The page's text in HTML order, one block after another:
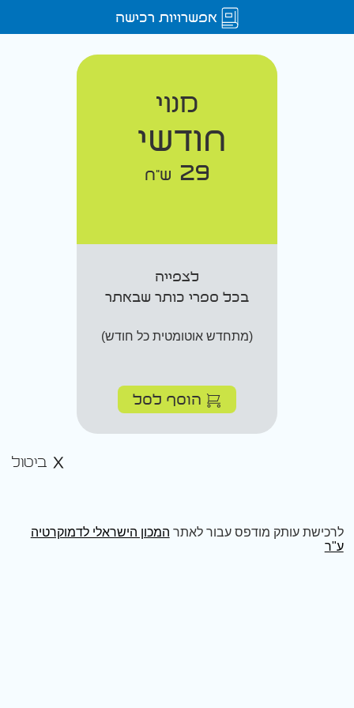
אפשרויות רכישה
מנוי
חודשי
29 ש"ח
לצפייה
בכל ספרי כותר שבאתר
(מתחדש אוטומטית כל חודש)
הוסף לסל
ביטול
לרכישת עותק מודפס עבור לאתר המכון הישראלי לדמוקרטיה
ע"ר